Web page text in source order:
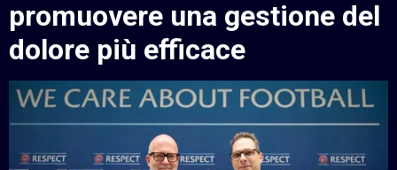
promuovere una gestione del
dolore più efficace